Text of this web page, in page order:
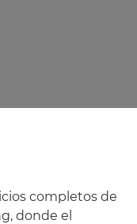
vídeo
completos de
donde el